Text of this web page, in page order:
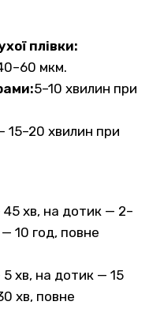
плівки:
мкм.
5–10 хвилин при
15–20 хвилин при
хв, на дотик — 2–
10 год, повне
хв, на дотик — 15
хв, повне